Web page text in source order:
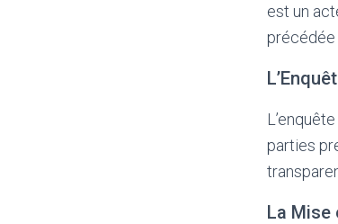
est un
précédée
parties
La Mise